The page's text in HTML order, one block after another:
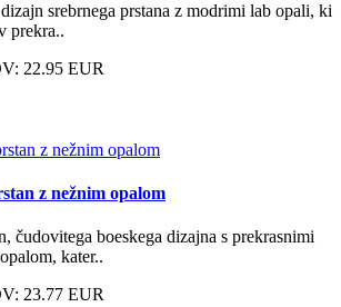
srebrnega prstana z modrimi lab opali, ki
prekra..
22.95 EUR
z nežnim opalom
čudovitega boeskega dizajna s prekrasnimi
kater..
23.77 EUR